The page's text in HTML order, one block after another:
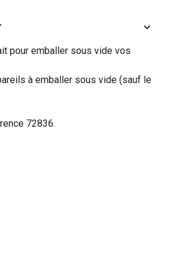
pour emballer sous vide vos
à emballer sous vide (sauf le
72836.